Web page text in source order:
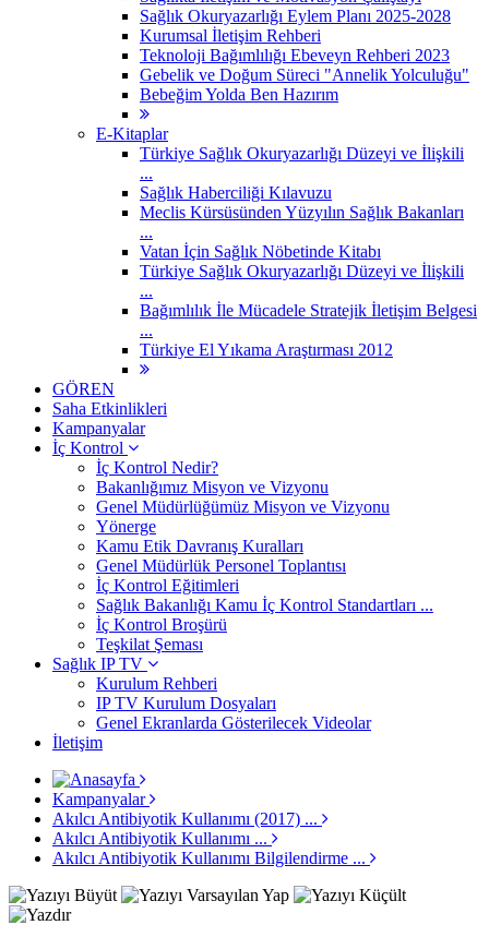
Sağlık Okuryazarlığı Eylem Planı 2025-2028
Kurumsal İletişim Rehberi
Teknoloji Bağımlılığı Ebeveyn Rehberi 2023
Gebelik ve Doğum Süreci "Annelik Yolculuğu"
Bebeğim Yolda Ben Hazırım
E-Kitaplar
Türkiye Sağlık Okuryazarlığı Düzeyi ve İlişkili
...
Sağlık Haberciliği Kılavuzu
Meclis Kürsüsünden Yüzyılın Sağlık Bakanları
...
Vatan İçin Sağlık Nöbetinde Kitabı
Türkiye Sağlık Okuryazarlığı Düzeyi ve İlişkili
...
Bağımlılık İle Mücadele Stratejik İletişim Belgesi
...
Türkiye El Yıkama Araştırması 2012
GÖREN
Saha Etkinlikleri
Kampanyalar
İç Kontrol
İç Kontrol Nedir?
Bakanlığımız Misyon ve Vizyonu
Genel Müdürlüğümüz Misyon ve Vizyonu
Yönerge
Kamu Etik Davranış Kuralları
Genel Müdürlük Personel Toplantısı
İç Kontrol Eğitimleri
Sağlık Bakanlığı Kamu İç Kontrol Standartları ...
İç Kontrol Broşürü
Teşkilat Şeması
Sağlık IP TV
Kurulum Rehberi
IP TV Kurulum Dosyaları
Genel Ekranlarda Gösterilecek Videolar
İletişim
Kampanyalar
Akılcı Antibiyotik Kullanımı (2017) ...
Akılcı Antibiyotik Kullanımı ...
Akılcı Antibiyotik Kullanımı Bilgilendirme ...